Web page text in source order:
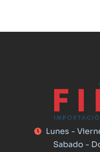
Lunes -
Sabado -